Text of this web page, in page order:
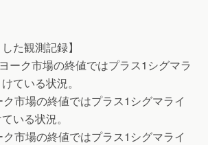
た観測記録】
ーク市場の終値ではプラス1シグマラ
ている状況。
ク市場の終値ではプラス1シグマライ
いる状況。
ク市場の終値ではプラス1シグマライ